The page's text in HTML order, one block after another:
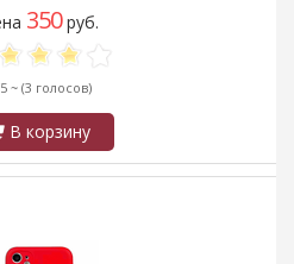
350руб.
~ (3 голосов)
В корзину